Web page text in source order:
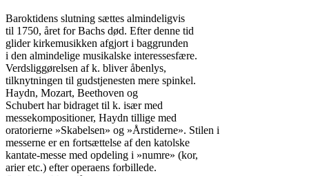
Baroktidens slutning sættes almindeligvis
til 1750, året for Bachs død. Efter denne tid
glider kirkemusikken afgjort i baggrunden
i den almindelige musikalske interessesfære.
Verdsliggørelsen af k. bliver åbenlys,
tilknytningen til gudstjenesten mere spinkel.
Haydn, Mozart, Beethoven og
Schubert har bidraget til k. især med
messekompositioner, Haydn tillige med
oratorierne »Skabelsen» og »Årstiderne». Stilen i
messerne er en fortsættelse af den katolske
kantate-messe med opdeling i »numre» (kor,
arier etc.) efter operaens forbillede.